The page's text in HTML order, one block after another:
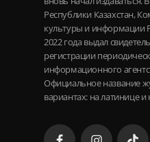
Республики Казахстан,
культуры и информации
2022 года выдал
регистрации
информационного
Официальное название
вариантах: на латинице